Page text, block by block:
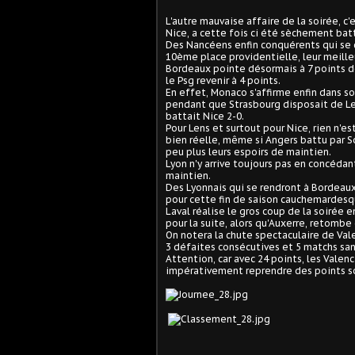
L'autre mauvaise affaire de la soirée,
Nice, a cette fois ci été sèchement
Des Nancéens enfin conquérents qui
10ème place providentielle, leur
Bordeaux pointe désormais à 7 points
le Psg revenir à 4 points.
En effet, Monaco s'affirme enfin dans
pendant que Strasbourg disposait de
battait Nice 2-0.
Pour Lens et surtout pour Nice, rien
bien réelle, même si Angers battu par
peu plus leurs espoirs de maintien.
Lyon n'y arrive toujours pas en
maintien.
Des Lyonnais qui se rendront à
pour cette fin de saison
Laval réalise le gros coup de la soirée
pour la suite, alors qu'Auxerre,
On notera la chute spectaculaire de
3 défaites consécutives et 5 matchs
Attention, car avec 24 points, les
impérativement reprendre des points